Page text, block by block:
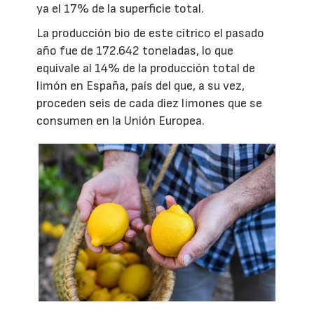
ya el 17% de la superficie total.
La producción bio de este cítrico el pasado
año fue de 172.642 toneladas, lo que
equivale al 14% de la producción total de
limón en España, país del que, a su vez,
proceden seis de cada diez limones que se
consumen en la Unión Europea.